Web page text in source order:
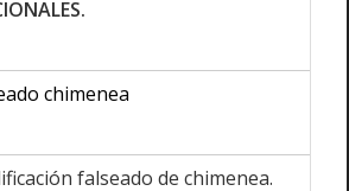
chimenea
falseado de chimenea.